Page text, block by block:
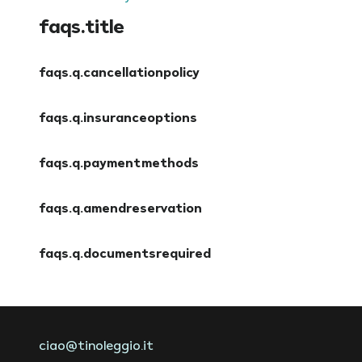
faqs.title
faqs.q.cancellationpolicy
faqs.q.insuranceoptions
faqs.q.paymentmethods
faqs.q.amendreservation
faqs.q.documentsrequired
ciao@tinoleggio.it